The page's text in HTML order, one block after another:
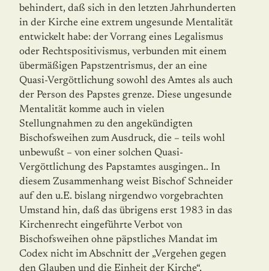
behindert, daß sich in den letzten Jahrhunderten
in der Kirche eine extrem ungesunde Mentalität
entwickelt habe: der Vorrang eines Legalismus
oder Rechtspositivismus, verbunden mit einem
übermäßigen Papstzentrismus, der an eine
Quasi-Vergöttlichung sowohl des Amtes als auch
der Person des Papstes grenze. Diese ungesunde
Mentalität komme auch in vielen
Stellungnahmen zu den angekündigten
Bischofsweihen zum Aus­druck, die – teils wohl
unbewußt – von einer solchen Quasi-
Vergöttlichung des Papst­am­tes ausgingen.. In
diesem Zusammenhang weist Bischof Schneider
auf den u.E. bislang nirgendwo vorgebrachten
Umstand hin, daß das übrigens erst 1983 in das
Kirchenrecht eingeführte Verbot von
Bischofsweihen ohne päpstliches Mandat im
Codex nicht im Abschnitt der „Vergehen gegen
den Glauben und die Einheit der Kirche“,